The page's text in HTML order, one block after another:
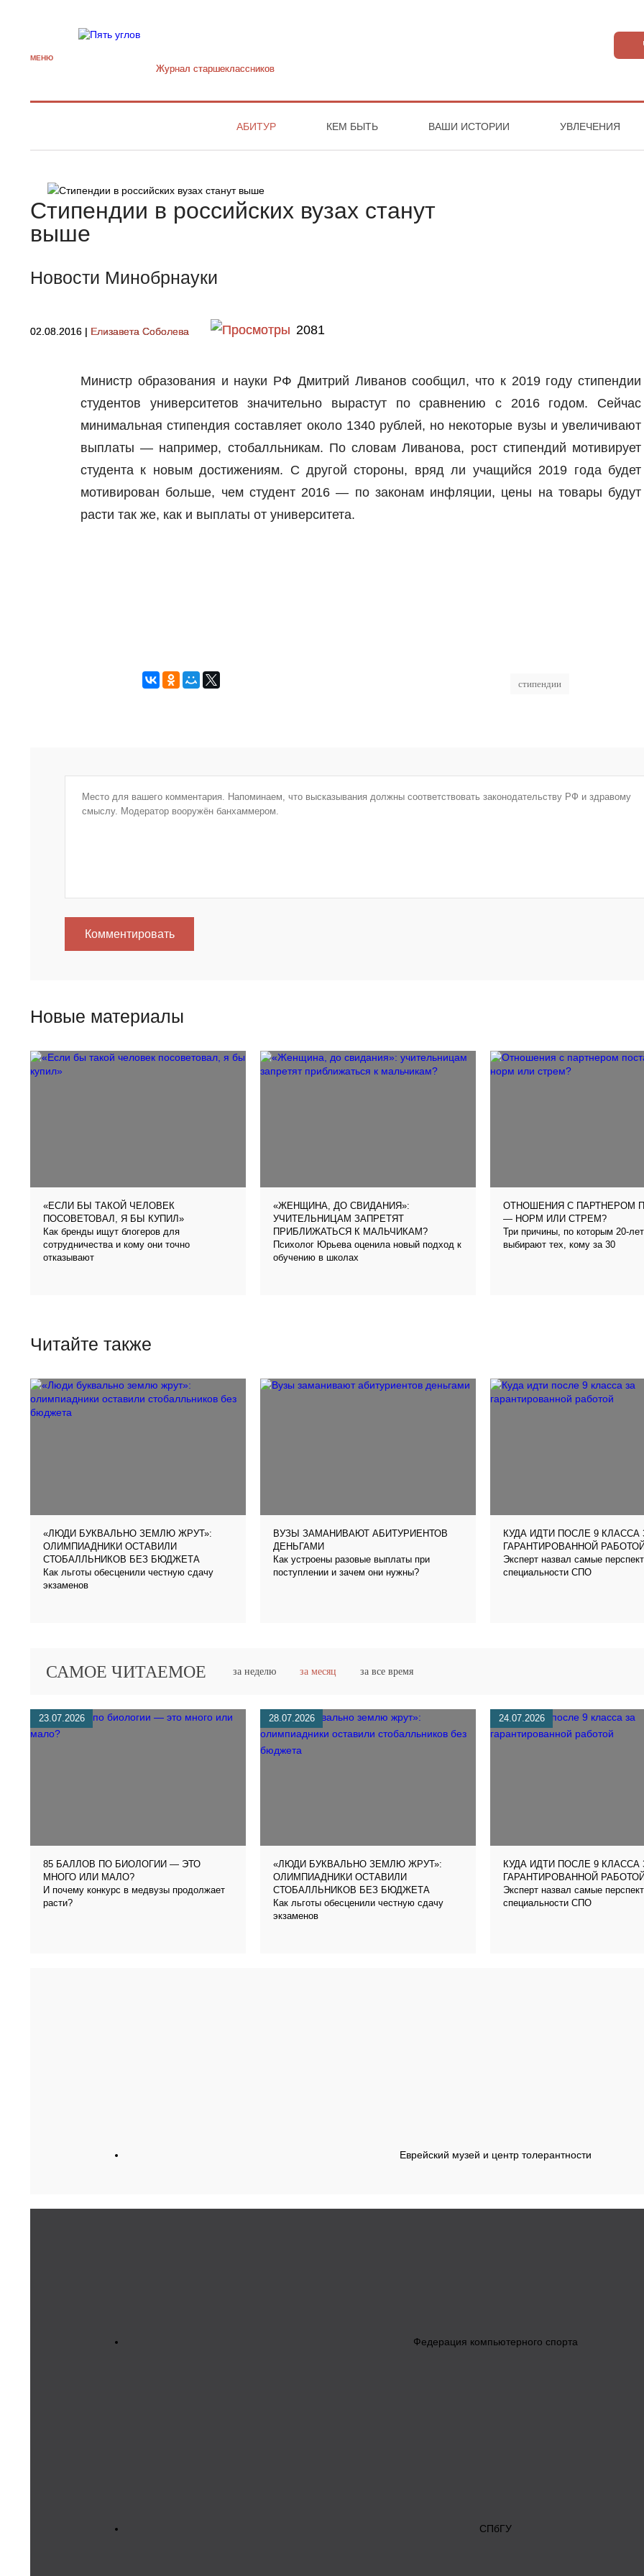
МЕНЮ
Журнал старшекласcников
АБИТУР КЕМ БЫТЬ ВАШИ ИСТОРИИ УВЛЕЧЕНИЯ
Стипендии в российских вузах станут
выше
Новости Минобрнауки
02.08.2016 | Елизавета Соболева 2081
Министр образования и науки РФ Дмитрий Ливанов сообщил, что к 2019 году стипендии
студентов университетов значительно вырастут по сравнению с 2016 годом. Сейчас
минимальная стипендия составляет около 1340 рублей, но некоторые вузы и увеличивают
выплаты — например, стобалльникам. По словам Ливанова, рост стипендий мотивирует
студента к новым достижениям. С другой стороны, вряд ли учащийся 2019 года будет
мотивирован больше, чем студент 2016 — по законам инфляции, цены на товары будут
расти так же, как и выплаты от университета.
стипендии
Комментировать
Новые материалы
«ЕСЛИ БЫ ТАКОЙ ЧЕЛОВЕК
ПОСОВЕТОВАЛ, Я БЫ КУПИЛ»
Как бренды ищут блогеров для
сотрудничества и кому они точно
отказывают
«ЖЕНЩИНА, ДО СВИДАНИЯ»:
УЧИТЕЛЬНИЦАМ ЗАПРЕТЯТ
ПРИБЛИЖАТЬСЯ К МАЛЬЧИКАМ?
Психолог Юрьева оценила новый подход к
обучению в школах
ОТНОШЕНИЯ С ПАРТНЕРОМ
— НОРМ ИЛИ СТРЕМ?
Три причины, по которым 20-
выбирают тех, кому за 30
Читайте также
«ЛЮДИ БУКВАЛЬНО ЗЕМЛЮ ЖРУТ»:
ОЛИМПИАДНИКИ ОСТАВИЛИ
СТОБАЛЛЬНИКОВ БЕЗ БЮДЖЕТА
Как льготы обесценили честную сдачу
экзаменов
ВУЗЫ ЗАМАНИВАЮТ АБИТУРИЕНТОВ
ДЕНЬГАМИ
Как устроены разовые выплаты при
поступлении и зачем они нужны?
КУДА ИДТИ ПОСЛЕ 9 КЛАССА
ГАРАНТИРОВАННОЙ РАБОТОЙ
Эксперт назвал самые
специальности СПО
САМОЕ ЧИТАЕМОЕ за неделю за месяц за все время
23.07.2026
85 БАЛЛОВ ПО БИОЛОГИИ — ЭТО
МНОГО ИЛИ МАЛО?
И почему конкурс в медвузы продолжает
расти?
28.07.2026
«ЛЮДИ БУКВАЛЬНО ЗЕМЛЮ ЖРУТ»:
ОЛИМПИАДНИКИ ОСТАВИЛИ
СТОБАЛЛЬНИКОВ БЕЗ БЮДЖЕТА
Как льготы обесценили честную сдачу
экзаменов
24.07.2026
КУДА ИДТИ ПОСЛЕ 9 КЛАССА
ГАРАНТИРОВАННОЙ РАБОТОЙ
Эксперт назвал самые
специальности СПО
Еврейский музей и центр толерантности
Федерация компьютерного спорта
СПбГУ